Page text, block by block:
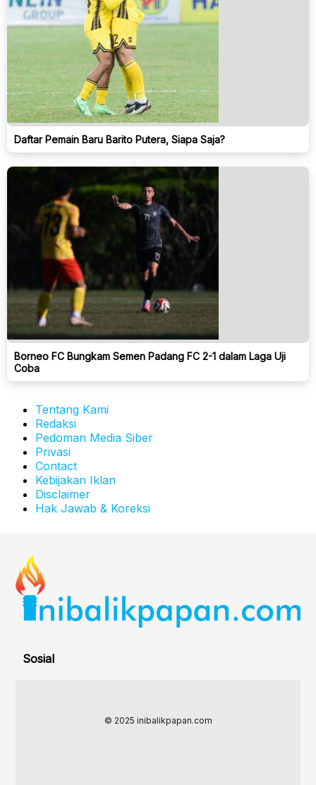
Daftar Pemain Baru Barito Putera, Siapa Saja?
Borneo FC Bungkam Semen Padang FC 2-1 dalam Laga Uji
Coba
Tentang Kami
Redaksi
Pedoman Media Siber
Privasi
Contact
Kebijakan Iklan
Disclaimer
Hak Jawab & Koreksi
Sosial
© 2025 inibalikpapan.com